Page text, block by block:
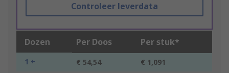
Controleer leverdata
Dozen Per Doos Per stuk*
1 + € 54,54 € 1,091